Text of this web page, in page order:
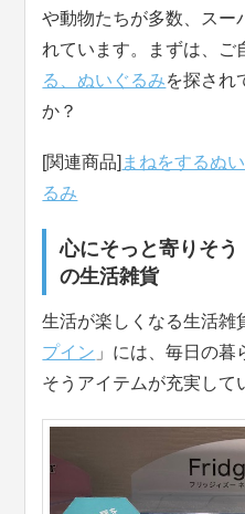
や動物たちが多数、スー
れています。まずは、ご
る、ぬいぐるみを探され
か？
[関連商品] まねをするぬ
るみ
心にそっと寄りそう
の生活雑貨
生活が楽しくなる生活雑
プイン 」には、毎日の暮
そうアイテムが充実して